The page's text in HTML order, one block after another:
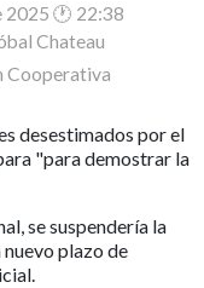
🕐 22:38
Chateau
Cooperativa
desestimados por el
"para demostrar la
se suspendería la
plazo de